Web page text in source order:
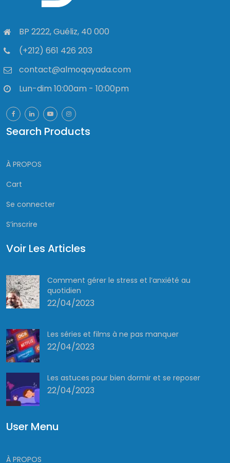
BP 2222, Guéliz, 40 000
(+212) 661 426 203
contact@almoqayada.com
Lun-dim 10:00am - 10:00pm
Search Products
À PROPOS
Cart
Se connecter
S’inscrire
Voir Les Articles
Comment gérer le stress et l’anxiété au
quotidien
22/04/2023
Les séries et films à ne pas manquer
22/04/2023
Les astuces pour bien dormir et se reposer
22/04/2023
User Menu
À PROPOS